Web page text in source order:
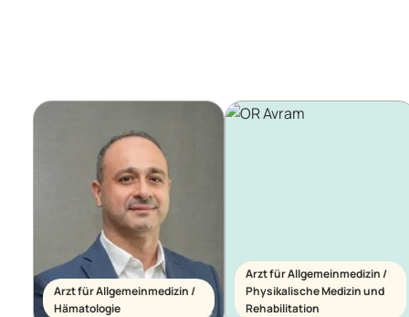
Arzt für Allgemeinmedizin /
Hämatologie
Arzt für Allgemeinmedizin /
Physikalische Medizin und
Rehabilitation